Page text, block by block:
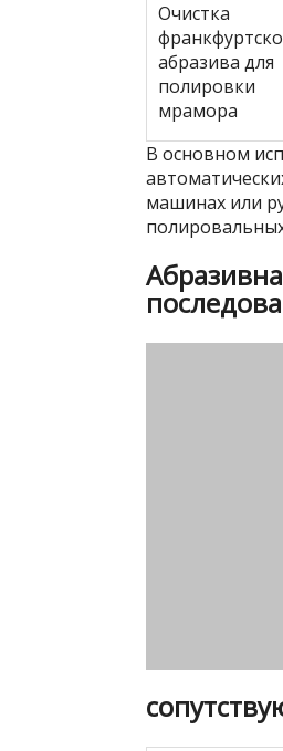
Очистка
абразива для
полировки
мрамора
В основном
машинах или